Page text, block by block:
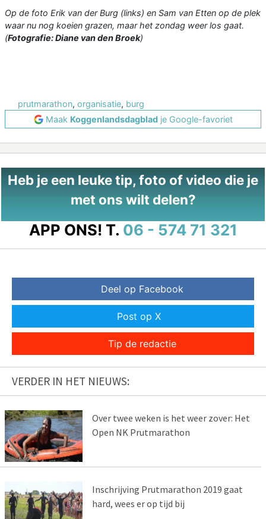
Op de foto Erik van der Burg (links) en Sam van Etten op de plek
waar nu nog koeien grazen, maar het zondag weer los gaat.
(Fotografie: Diane van den Broek)
prutmarathon, organisatie, burg
Maak Koggenlandsdagbladje Google-favoriet
Heb je een leuke tip, foto of video die je
met ons wilt delen?
APP ONS! T. 06 - 574 71 321
Deel op Facebook
Post op X
Tip de redactie
VERDER IN HET NIEUWS:
Over twee weken is het weer zover: Het
Open NK Prutmarathon
Inschrijving Prutmarathon 2019 gaat
hard, wees er op tijd bij